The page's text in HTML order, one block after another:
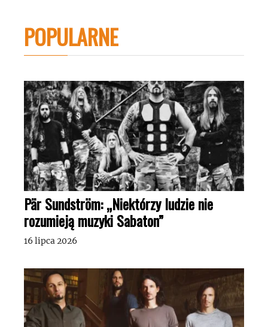
POPULARNE
Pär Sundström: „Niektórzy ludzie nie
rozumieją muzyki Sabaton”
16 lipca 2026